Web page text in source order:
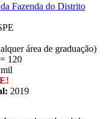
Fazenda do Distrito
área de graduação)
120
2019